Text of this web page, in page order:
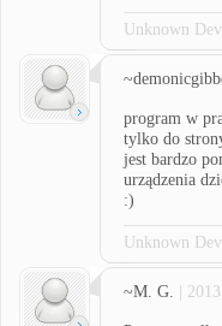
Unknown
program w
tylko do
jest bardzo
urządzenia
:)
Unknown
~M. G. |